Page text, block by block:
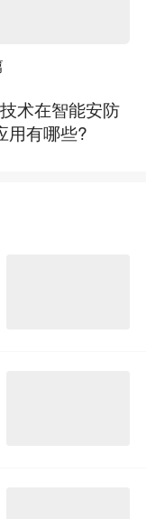
术在智能安防
用有哪些?